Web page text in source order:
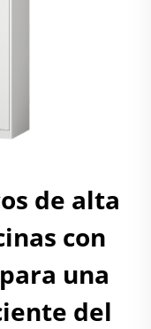
de alta
con
una
del